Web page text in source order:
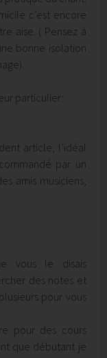
c’est encore
aise. ( Pensez à
bonne isolation
particulier:
article, l’idéal
par un
amis musiciens,
vous le disais
des notes et
pour vous
pour des cours
que débutant je